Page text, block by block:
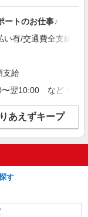
払い有/週払い有/交
を見る
NEW
から安定した業
払い有/週払い有/交
ートのお仕事♪
有/交通費全支給(ガ
給
〜翌10:00 など ※休
あえずキープ
す